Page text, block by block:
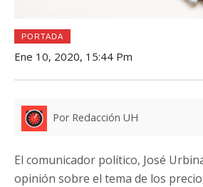
PORTADA
Ene 10, 2020, 15:44 Pm
Por Redacción UH
El comunicador político, José
opinión sobre el tema de los